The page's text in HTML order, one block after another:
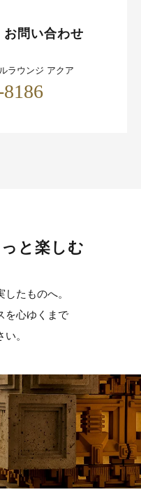
お問い合わせ
ラウンジ アクア
と楽しむ
たものへ。
を心ゆくまで
。